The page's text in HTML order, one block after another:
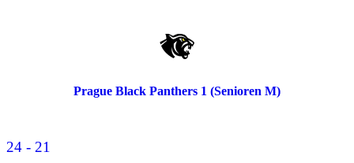
Prague Black Panthers 1 (Senioren M)
24 - 21